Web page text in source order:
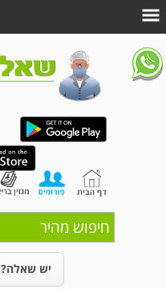
חיפוש מהיר
יש שאלה?